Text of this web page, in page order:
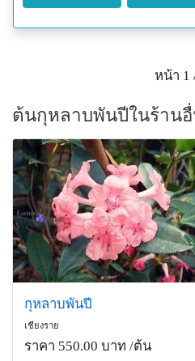
หน้า 1
ต้นกุหลาบพันปีในร้าน
กุหลาบพันปี
เชียงราย
ราคา 550.00 บาท /ต้น